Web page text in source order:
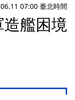
07:00 臺北時間
造艦困境